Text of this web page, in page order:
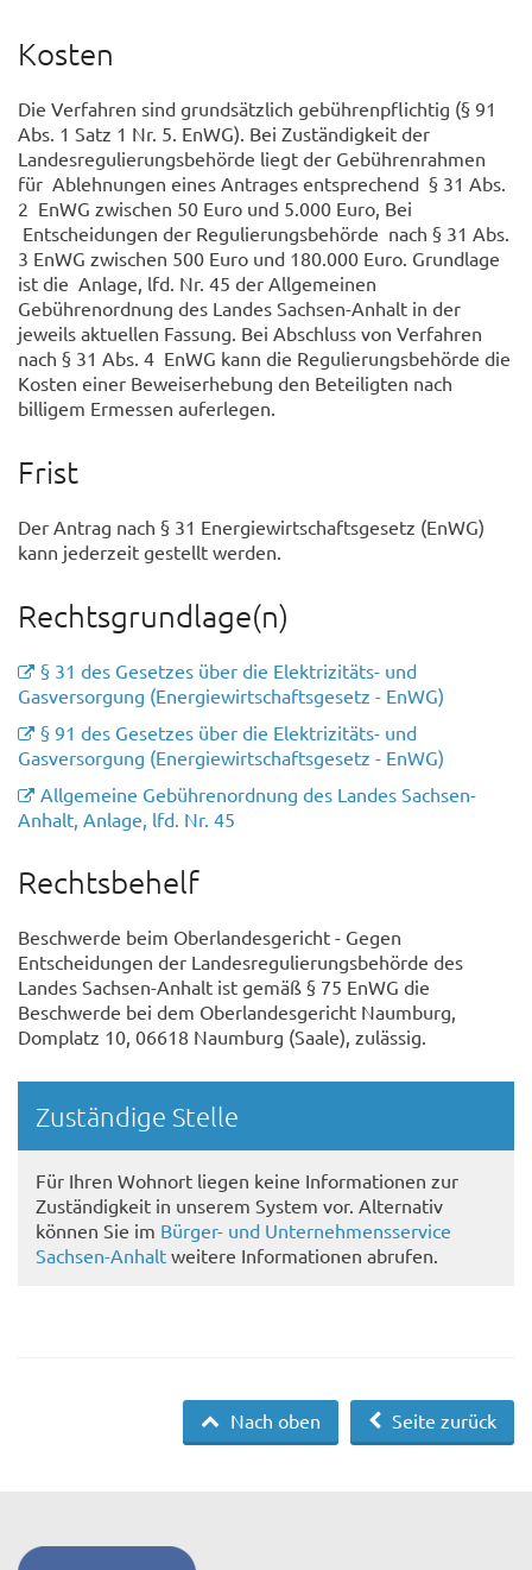
Kosten
Die Verfahren sind grundsätzlich gebührenpflichtig (§ 91
Abs. 1 Satz 1 Nr. 5. EnWG). Bei Zuständigkeit der
Landesregulierungsbehörde liegt der Gebührenrahmen
für Ablehnungen eines Antrages entsprechend § 31 Abs.
2 EnWG zwischen 50 Euro und 5.000 Euro, Bei
Entscheidungen der Regulierungsbehörde nach § 31 Abs.
3 EnWG zwischen 500 Euro und 180.000 Euro. Grundlage
ist die Anlage, lfd. Nr. 45 der Allgemeinen
Gebührenordnung des Landes Sachsen-Anhalt in der
jeweils aktuellen Fassung. Bei Abschluss von Verfahren
nach § 31 Abs. 4 EnWG kann die Regulierungsbehörde die
Kosten einer Beweiserhebung den Beteiligten nach
billigem Ermessen auferlegen.
Frist
Der Antrag nach § 31 Energiewirtschaftsgesetz (EnWG)
kann jederzeit gestellt werden.
Rechtsgrundlage(n)
§ 31 des Gesetzes über die Elektrizitäts- und
Gasversorgung (Energiewirtschaftsgesetz - EnWG)
§ 91 des Gesetzes über die Elektrizitäts- und
Gasversorgung (Energiewirtschaftsgesetz - EnWG)
Allgemeine Gebührenordnung des Landes Sachsen-
Anhalt, Anlage, lfd. Nr. 45
Rechtsbehelf
Beschwerde beim Oberlandesgericht - Gegen
Entscheidungen der Landesregulierungsbehörde des
Landes Sachsen-Anhalt ist gemäß § 75 EnWG die
Beschwerde bei dem Oberlandesgericht Naumburg,
Domplatz 10, 06618 Naumburg (Saale), zulässig.
Randspalte
Zuständige Stelle
Für Ihren Wohnort liegen keine Informationen zur
Zuständigkeit in unserem System vor. Alternativ
können Sie im Bürger- und Unternehmensservice
Sachsen-Anhalt weitere Informationen abrufen.
Seite zurück
Nach oben